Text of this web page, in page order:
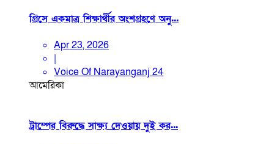
গ্রিসে একমাত্র শিক্ষার্থীর অংশগ্রহণে অনু...
Apr 23, 2026
|
Voice Of Narayanganj 24
আমেরিকা
ট্রাম্পের বিরুদ্ধে সাক্ষ্য দেওয়ায় দুই কর...